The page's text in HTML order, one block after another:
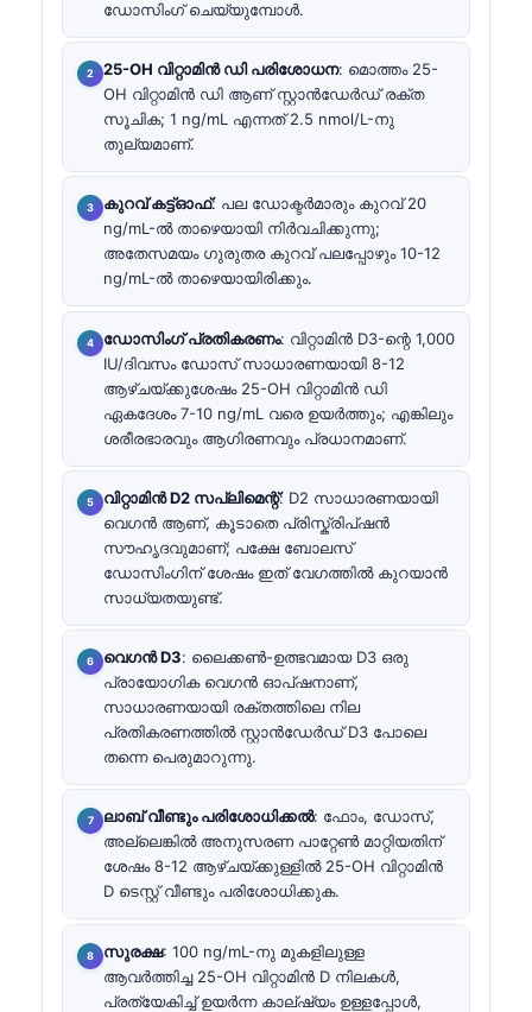
ഡോസിംഗ് ചെയ്യുമ്പോൾ.
25-OH വിറ്റാമിൻ ഡി പരിശോധന: മൊത്തം 25-
OH വിറ്റാമിൻ ഡി ആണ് സ്റ്റാൻഡേർഡ് രക്ത
സൂചിക; 1 ng/mL എന്നത് 2.5 nmol/L-നു
തുല്യമാണ്.
കുറവ് കട്ട്‌ഓഫ്: പല ഡോക്ടർമാരും കുറവ് 20
ng/mL-ൽ താഴെയായി നിർവചിക്കുന്നു;
അതേസമയം ഗുരുതര കുറവ് പലപ്പോഴും 10-12
ng/mL-ൽ താഴെയായിരിക്കും.
ഡോസിംഗ് പ്രതികരണം: വിറ്റാമിൻ D3-ന്റെ 1,000
IU/ദിവസം ഡോസ് സാധാരണയായി 8-12
ആഴ്ചയ്ക്കുശേഷം 25-OH വിറ്റാമിൻ ഡി
ഏകദേശം 7-10 ng/mL വരെ ഉയർത്തും; എങ്കിലും
ശരീരഭാരവും ആഗിരണവും പ്രധാനമാണ്.
വിറ്റാമിൻ D2 സപ്ലിമെന്റ്: D2 സാധാരണയായി
വെഗൻ ആണ്, കൂടാതെ പ്രിസ്ക്രിപ്ഷൻ
സൗഹൃദവുമാണ്; പക്ഷേ ബോലസ്
ഡോസിംഗിന് ശേഷം ഇത് വേഗത്തിൽ കുറയാൻ
സാധ്യതയുണ്ട്.
വെഗൻ D3: ലൈക്കൺ-ഉത്ഭവമായ D3 ഒരു
പ്രായോഗിക വെഗൻ ഓപ്ഷനാണ്,
സാധാരണയായി രക്തത്തിലെ നില
പ്രതികരണത്തിൽ സ്റ്റാൻഡേർഡ് D3 പോലെ
തന്നെ പെരുമാറുന്നു.
ലാബ് വീണ്ടും പരിശോധിക്കൽ: ഫോം, ഡോസ്,
അല്ലെങ്കിൽ അനുസരണ പാറ്റേൺ മാറ്റിയതിന്
ശേഷം 8-12 ആഴ്ചയ്ക്കുള്ളിൽ 25-OH വിറ്റാമിൻ
D ടെസ്റ്റ് വീണ്ടും പരിശോധിക്കുക.
സുരക്ഷ: 100 ng/mL-നു മുകളിലുള്ള
ആവർത്തിച്ച 25-OH വിറ്റാമിൻ D നിലകൾ,
പ്രത്യേകിച്ച് ഉയർന്ന കാല്ഷ്യം ഉള്ളപ്പോൾ,